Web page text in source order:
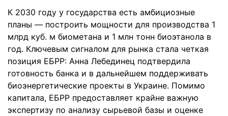
К 2030 году у государства есть амбициозные
планы — построить мощности для производства 1
млрд куб. м биометана и 1 млн тонн биоэтанола в
год. Ключевым сигналом для рынка стала четкая
позиция ЕБРР: Анна Лебединец подтвердила
готовность банка и в дальнейшем поддерживать
биоэнергетические проекты в Украине. Помимо
капитала, ЕБРР предоставляет крайне важную
экспертизу по анализу сырьевой базы и оценке